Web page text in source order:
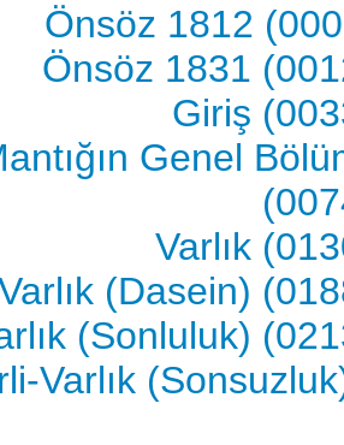
Önsöz 1812
Önsöz 1831
Giriş
Genel
Varlık
(Dasein)
(Sonluluk)
Varlık